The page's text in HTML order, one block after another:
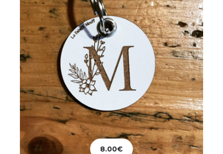
8.00€
Papeterie
Porte-clés Papa